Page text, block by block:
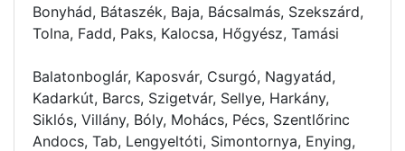
Bonyhád, Bátaszék, Baja, Bácsalmás, Szekszárd,
Tolna, Fadd, Paks, Kalocsa, Hőgyész, Tamási
Balatonboglár, Kaposvár, Csurgó, Nagyatád,
Kadarkút, Barcs, Szigetvár, Sellye, Harkány,
Siklós, Villány, Bóly, Mohács, Pécs, Szentlőrinc
Andocs, Tab, Lengyeltóti, Simontornya, Enying,